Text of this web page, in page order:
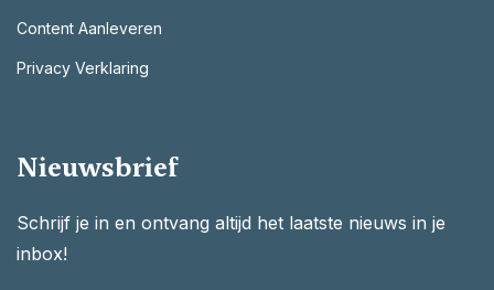
Content Aanleveren
Privacy Verklaring
Nieuwsbrief
Schrijf je in en ontvang altijd het laatste nieuws in je
inbox!